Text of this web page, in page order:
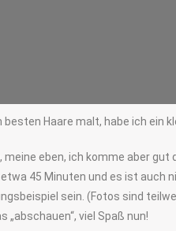
Haare malt, habe ich ein
eben, ich komme aber
45 Minuten und es ist
sein. (Fotos sind
„abschauen“, viel Spaß nun!